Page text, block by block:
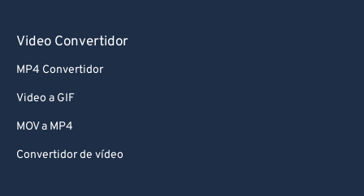
Video Convertidor
MP4 Convertidor
Video a GIF
MOV a MP4
Convertidor de vídeo